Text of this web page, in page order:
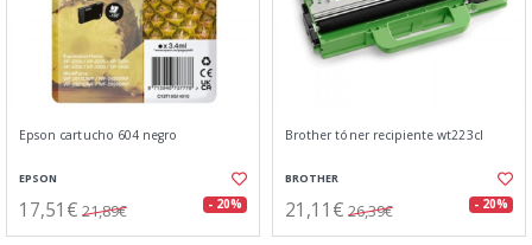
Epson cartucho 604 negro
EPSON
17,51€ 21,89€ - 20%
Brother tóner recipiente wt223cl
BROTHER
21,11€ 26,39€ - 20%